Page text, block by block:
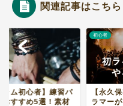
関連記事はこちら
ラム初心者】練習パ
おすすめ5選！素材
初心者
【永久
ラマー